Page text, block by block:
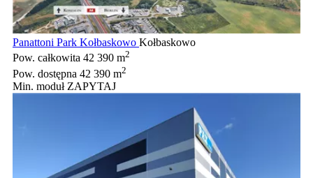
Panattoni Park Kołbaskowo Kołbaskowo
Pow. całkowita 42 390 m2
Pow. dostępna 42 390 m2
Min. moduł ZAPYTAJ